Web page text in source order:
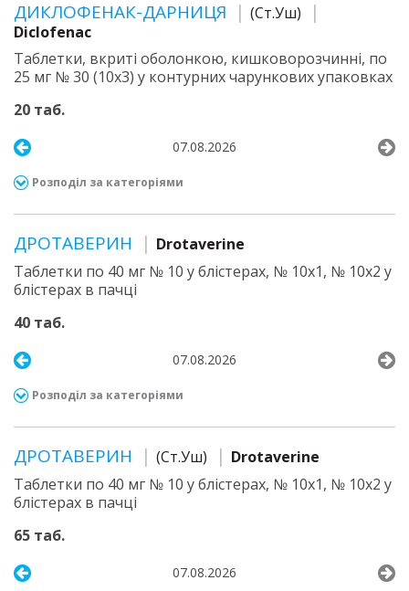
ДИКЛОФЕНАК-ДАРНИЦЯ
(Ст.Уш)
Diclofenac
Таблетки, вкриті оболонкою, кишковорозчинні, по
25 мг № 30 (10х3) у контурних чарункових упаковках
20 таб.
07.08.2026
Розподіл за категоріями
ДРОТАВЕРИН
Drotaverine
Таблетки по 40 мг № 10 у блістерах, № 10х1, № 10х2 у
блістерах в пачці
40 таб.
07.08.2026
Розподіл за категоріями
ДРОТАВЕРИН (Ст.Уш)
Drotaverine
Таблетки по 40 мг № 10 у блістерах, № 10х1, № 10х2 у
блістерах в пачці
65 таб.
07.08.2026